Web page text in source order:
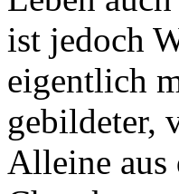
ist jedoch
eigentlich
gebildeter,
Alleine aus